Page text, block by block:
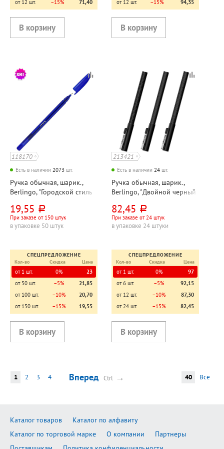
от 12 шт.
−15% 71,40
от 12 шт.
−15% 94,35
118170
Есть в наличии 2073 шт.
Ручка обычная, шарик.,
Berlingo, "Городской стиль
синий, толщина линии
0,4мм, диаметр шарика 0,7
мм, на масляной основе,
19,55 руб.
При заказе от 150 штук
в упаковке 50 штук
СПЕЦПРЕДЛОЖЕНИЕ
Кол-во
Скидка Цена
от 1 шт. 0%
23
от 50 шт.
−5%
21,85
от 100 шт.
−10%
20,70
от 150 шт.
−15% 19,55
213421
Есть в наличии 24 шт.
Ручка обычная, шарик.,
Berlingo, "Двойной черный
синий, толщина линии
0,5мм, диаметр шарика 0,7
мм, на масляной основе,
82,45 руб.
При заказе от 24 штук
в упаковке 24 штуки
СПЕЦПРЕДЛОЖЕНИЕ
Кол-во
Скидка Цена
от 1 шт. 0%
97
от 6 шт.
−5%
92,15
от 12 шт.
−10%
87,30
от 24 шт.
−15% 82,45
Вперед Ctrl →
1 2 3 4 40 Все
Каталог товаров
Каталог по алфавиту
Каталог по торговой марке
О компании
Партнеры